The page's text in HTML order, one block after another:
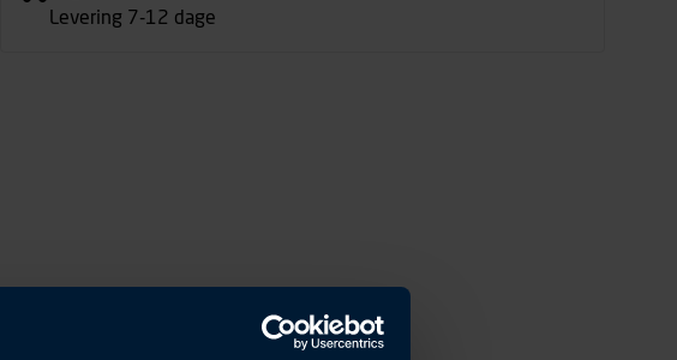
Levering 7-12 dage